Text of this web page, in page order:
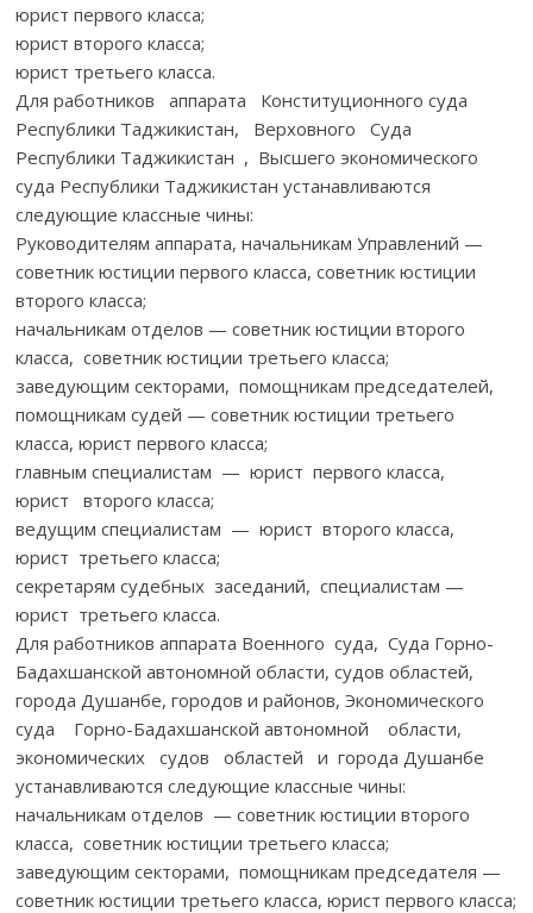
юрист первого класса;
юрист второго класса;
юрист третьего класса.
Для работников аппарата Конституционного суда
Республики Таджикистан, Верховного Суда
Республики Таджикистан , Высшего экономического
суда Республики Таджикистан устанавливаются
следующие классные чины:
Руководителям аппарата, начальникам Управлений —
советник юстиции первого класса, советник юстиции
второго класса;
начальникам отделов — советник юстиции второго
класса, советник юстиции третьего класса;
заведующим секторами, помощникам председателей,
помощникам судей — советник юстиции третьего
класса, юрист первого класса;
главным специалистам — юрист первого класса,
юрист второго класса;
ведущим специалистам — юрист второго класса,
юрист третьего класса;
секретарям судебных заседаний, специалистам —
юрист третьего класса.
Для работников аппарата Военного суда, Суда Горно-
Бадахшанской автономной области, судов областей,
города Душанбе, городов и районов, Экономического
суда Горно-Бадахшанской автономной области,
экономических судов областей и города Душанбе
устанавливаются следующие классные чины:
начальникам отделов — советник юстиции второго
класса, советник юстиции третьего класса;
заведующим секторами, помощникам председателя —
советник юстиции третьего класса, юрист первого класса;